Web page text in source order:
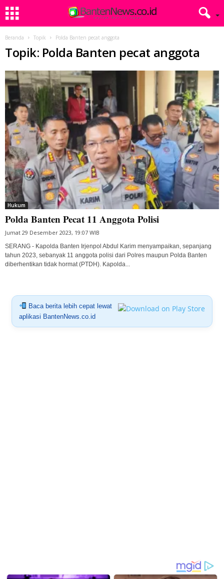
Beranda Topik Polda Banten pecat anggota
Topik: Polda Banten pecat anggota
Hukum
Polda Banten Pecat 11 Anggota Polisi
Jumat 29 Desember 2023, 19:07 WIB
SERANG - Kapolda Banten Irjenpol Abdul Karim menyampaikan, sepanjang
tahun 2023, sebanyak 11 anggota polisi dari Polres maupun Polda Banten
diberhentikan tidak hormat (PTDH). Kapolda...
Baca berita lebih cepat lewat
aplikasi BantenNews.co.id